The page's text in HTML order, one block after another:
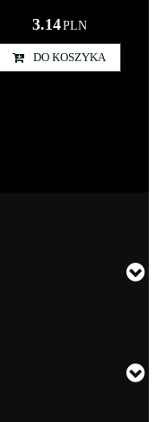
3.14PLN
DO KOSZYKA